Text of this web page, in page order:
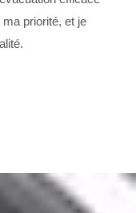
priorité, et je